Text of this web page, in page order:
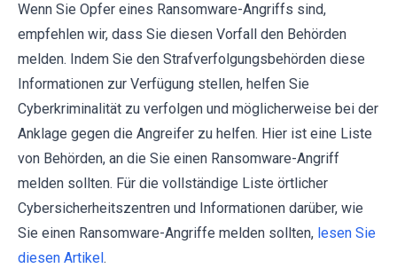
Wenn Sie Opfer eines Ransomware-Angriffs sind,
empfehlen wir, dass Sie diesen Vorfall den Behörden
melden. Indem Sie den Strafverfolgungsbehörden diese
Informationen zur Verfügung stellen, helfen Sie
Cyberkriminalität zu verfolgen und möglicherweise bei der
Anklage gegen die Angreifer zu helfen. Hier ist eine Liste
von Behörden, an die Sie einen Ransomware-Angriff
melden sollten. Für die vollständige Liste örtlicher
Cybersicherheitszentren und Informationen darüber, wie
Sie einen Ransomware-Angriffe melden sollten, lesen Sie
diesen Artikel .